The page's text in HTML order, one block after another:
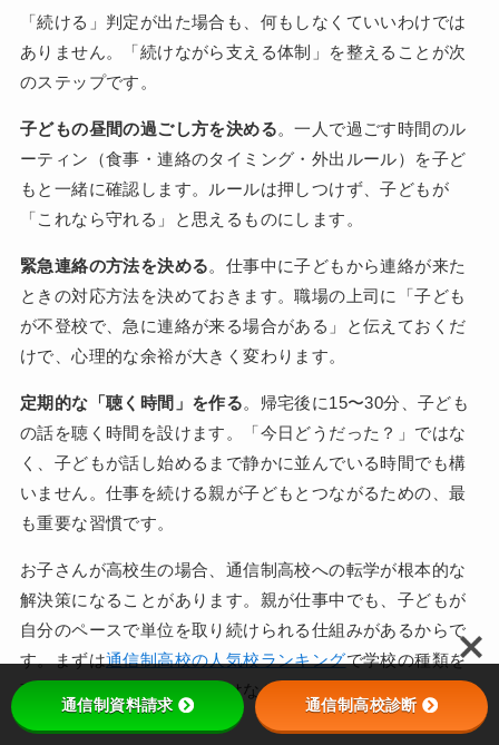
「続ける」判定が出た場合も、何もしなくていいわけでは
ありません。「続けながら支える体制」を整えることが次
のステップです。
子どもの昼間の過ごし方を決める。一人で過ごす時間のル
ーティン（食事・連絡のタイミング・外出ルール）を子ど
もと一緒に確認します。ルールは押しつけず、子どもが
「これなら守れる」と思えるものにします。
緊急連絡の方法を決める。仕事中に子どもから連絡が来た
ときの対応方法を決めておきます。職場の上司に「子ども
が不登校で、急に連絡が来る場合がある」と伝えておくだ
けで、心理的な余裕が大きく変わります。
定期的な「聴く時間」を作る。帰宅後に15〜30分、子ども
の話を聴く時間を設けます。「今日どうだった？」ではな
く、子どもが話し始めるまで静かに並んでいる時間でも構
いません。仕事を続ける親が子どもとつながるための、最
も重要な習慣です。
お子さんが高校生の場合、通信制高校への転学が根本的な
解決策になることがあります。親が仕事中でも、子どもが
自分のペースで単位を取り続けられる仕組みがあるからで
す。まずは通信制高校の人気校ランキングで学校の種類を
確認することで、仕事を続けながらの進路サポートが具体
的に見えてきます。
通信制資料請求 通信制高校診断